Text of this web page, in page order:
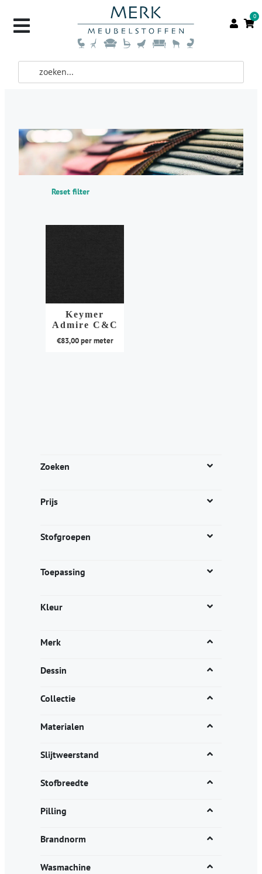
0
Zoeken
Prijs
Stofgroepen
Toepassing
Kleur
Merk
Dessin
Collectie
Materialen
Slijtweerstand
Stofbreedte
Pilling
Brandnorm
Wasmachine
Reset filter
Keymer
Admire C&C
€83,00per meter
kan
op
productpagina